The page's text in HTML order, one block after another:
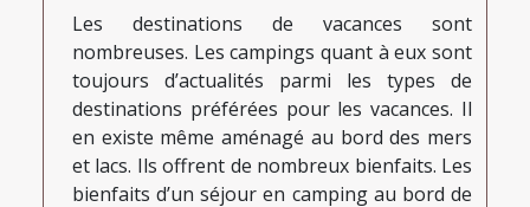
Les destinations de vacances sont
nombreuses. Les campings quant à eux sont
toujours d’actualités parmi les types de
destinations préférées pour les vacances. Il
en existe même aménagé au bord des mers
et lacs. Ils offrent de nombreux bienfaits. Les
bienfaits d’un séjour en camping au bord de